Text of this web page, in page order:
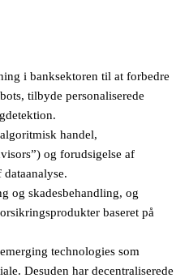
i banksektoren til at forbedre
tilbyde personaliserede
handel,
og forudsigelse af
og skadesbehandling, og
baseret på
technologies som
Desuden har decentraliserede